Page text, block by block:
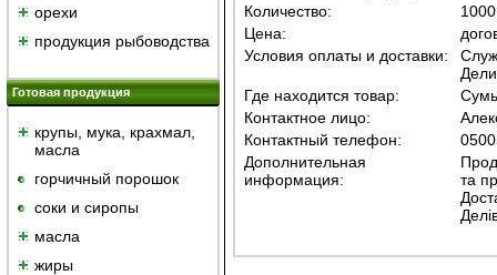
орехи
продукция рыбоводства
Готовая продукция
крупы, мука, крахмал,
масла
горчичный порошок
cоки и сиропы
масла
жиры
Количество:
1000
Цена:
Условия оплаты и доставки:
Где находится товар:
Контактное лицо:
Контактный телефон:
Дополнительная
информация:
та